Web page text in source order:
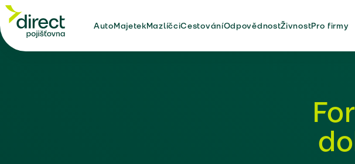
AutoMajetekMazlíčciCestováníOdpovědnostŽivnostPro firmy